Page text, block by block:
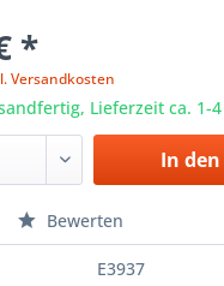
*
Versandkosten
Lieferzeit ca. 1-
In den
Bewerten
E3937